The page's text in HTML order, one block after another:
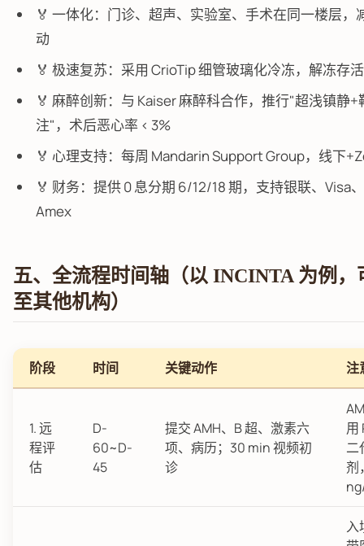
🏅 一体化：门诊、超声、实验室、手术在同一楼层，
动
🏅 极速复苏：采用 CrioTip 细管玻璃化冷冻，解冻存
🏅 麻醉创新：与 Kaiser 麻醉科合作，推行"超浅镇静+
注"，术后恶心率 < 3%
🏅 心理支持：每周 Mandarin Support Group，线下
🏅 财务：提供 0 息分期 6/12/18 期，支持银联、Visa
Amex
五、全流程时间轴（以 INCINTA 为例，
至其他机构）
阶段 时间 关键动作 注
1. 远
程评
估
D-
60~D-
45
提交 AMH、B 超、激素六
项、病历；30 min 视频初
诊
用
二
剂
入